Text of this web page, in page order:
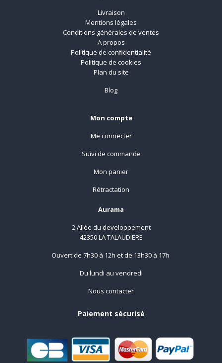
Livraison
Mentions légales
Conditions générales de ventes
A propos
Politique de confidentialité
Politique de cookies
Plan du site
Blog
Mon compte
Me connecter
Suivi de commande
Mon panier
Rétractation
Aurama
2 Allée du developpement
42350 LA TALAUDIERE
Ouvert de 7h30 à 12h et de 13h30 à 17h
Du lundi au vendredi
Nous contacter
Paiement sécurisé